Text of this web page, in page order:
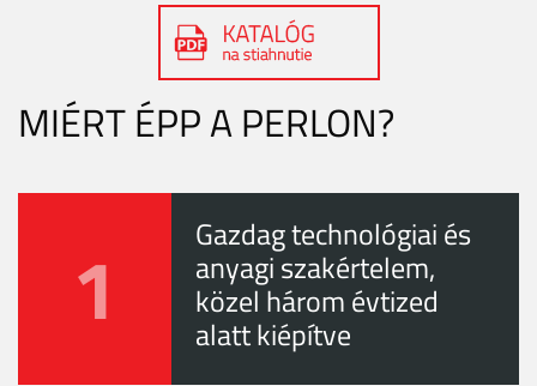
MIÉRT ÉPP A PERLON?
1 Gazdag technológiai és
anyagi szakértelem,
közel három évtized
alatt kiépítve